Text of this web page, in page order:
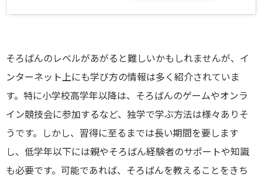
そろばんのレベルがあがると難しいかもしれませんが、イ
ンターネット上にも学び方の情報は多く紹介されていま
す。特に小学校高学年以降は、そろばんのゲームやオンラ
イン競技会に参加するなど、独学で学ぶ方法は様々ありそ
うです。しかし、習得に至るまでは長い期間を要します
し、低学年以下には親やそろばん経験者のサポートや知識
も必要です。可能であれば、そろばんを教えることをきち